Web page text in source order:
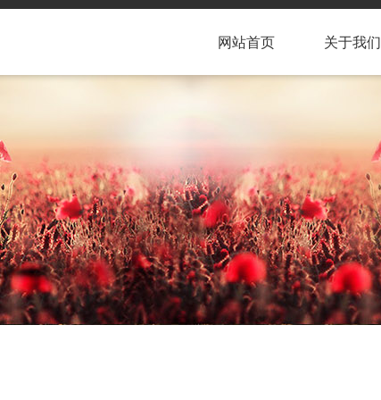
网站首页 关于我们